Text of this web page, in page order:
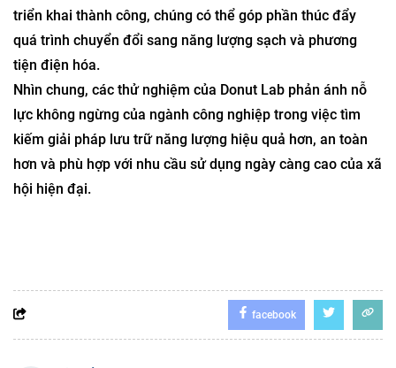
triển khai thành công, chúng có thể góp phần thúc đẩy
quá trình chuyển đổi sang năng lượng sạch và phương
tiện điện hóa.
Nhìn chung, các thử nghiệm của Donut Lab phản ánh nỗ
lực không ngừng của ngành công nghiệp trong việc tìm
kiếm giải pháp lưu trữ năng lượng hiệu quả hơn, an toàn
hơn và phù hợp với nhu cầu sử dụng ngày càng cao của xã
hội hiện đại.
facebook